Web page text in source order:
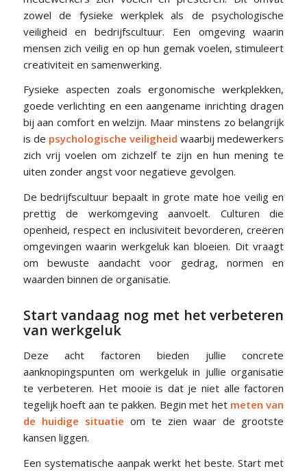
zowel de fysieke werkplek als de psychologische
veiligheid en bedrijfscultuur. Een omgeving waarin
mensen zich veilig en op hun gemak voelen, stimuleert
creativiteit en samenwerking.
Fysieke aspecten zoals ergonomische werkplekken,
goede verlichting en een aangename inrichting dragen
bij aan comfort en welzijn. Maar minstens zo belangrijk
is de psychologische veiligheid waarbij medewerkers
zich vrij voelen om zichzelf te zijn en hun mening te
uiten zonder angst voor negatieve gevolgen.
De bedrijfscultuur bepaalt in grote mate hoe veilig en
prettig de werkomgeving aanvoelt. Culturen die
openheid, respect en inclusiviteit bevorderen, creëren
omgevingen waarin werkgeluk kan bloeien. Dit vraagt
om bewuste aandacht voor gedrag, normen en
waarden binnen de organisatie.
Start vandaag nog met het verbeteren
van werkgeluk
Deze acht factoren bieden jullie concrete
aanknopingspunten om werkgeluk in jullie organisatie
te verbeteren. Het mooie is dat je niet alle factoren
tegelijk hoeft aan te pakken. Begin met het meten van
de huidige situatie om te zien waar de grootste
kansen liggen.
Een systematische aanpak werkt het beste. Start met